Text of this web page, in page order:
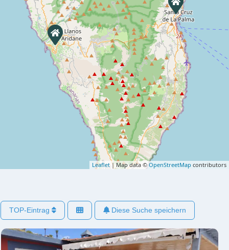
Leaflet | Map data ©OpenStreetMap contributors
TOP-Eintrag Diese Suche speichern